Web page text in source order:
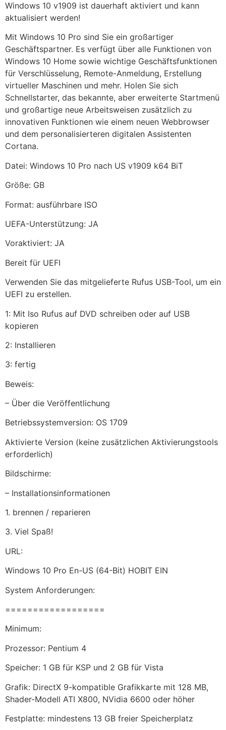
Windows 10 v1909 ist dauerhaft aktiviert und kann
aktualisiert werden!
Mit Windows 10 Pro sind Sie ein großartiger
Geschäftspartner. Es verfügt über alle Funktionen von
Windows 10 Home sowie wichtige Geschäftsfunktionen
für Verschlüsselung, Remote-Anmeldung, Erstellung
virtueller Maschinen und mehr. Holen Sie sich
Schnellstarter, das bekannte, aber erweiterte Startmenü
und großartige neue Arbeitsweisen zusätzlich zu
innovativen Funktionen wie einem neuen Webbrowser
und dem personalisierteren digitalen Assistenten
Cortana.
Datei: Windows 10 Pro nach US v1909 k64 BiT
Größe: GB
Format: ausführbare ISO
UEFA-Unterstützung: JA
Voraktiviert: JA
Bereit für UEFI
Verwenden Sie das mitgelieferte Rufus USB-Tool, um ein
UEFI zu erstellen.
1: Mit Iso Rufus auf DVD schreiben oder auf USB
kopieren
2: Installieren
3: fertig
Beweis:
– Über die Veröffentlichung
Betriebssystemversion: OS 1709
Aktivierte Version (keine zusätzlichen Aktivierungstools
erforderlich)
Bildschirme:
– Installationsinformationen
1. brennen / reparieren
3. Viel Spaß!
URL:
Windows 10 Pro En-US (64-Bit) HOBIT EIN
System Anforderungen:
==================
Minimum:
Prozessor: Pentium 4
Speicher: 1 GB für KSP und 2 GB für Vista
Grafik: DirectX 9-kompatible Grafikkarte mit 128 MB,
Shader-Modell ATI X800, NVidia 6600 oder höher
Festplatte: mindestens 13 GB freier Speicherplatz